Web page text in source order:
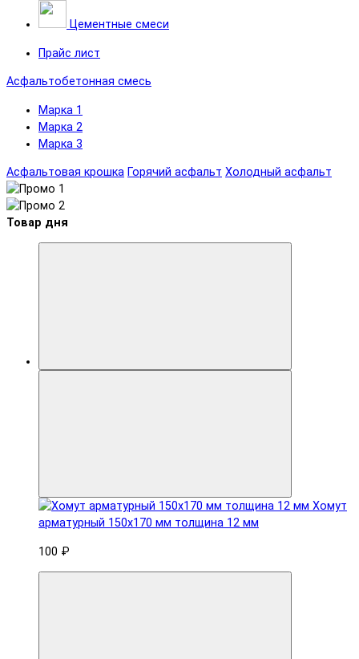
Цементные смеси
Прайс лист
Асфальтобетонная смесь
Марка 1
Марка 2
Марка 3
Асфальтовая крошка Горячий асфальт Холодный асфальт
Товар дня
Хомут
арматурный 150x170 мм толщина 12 мм
100 ₽